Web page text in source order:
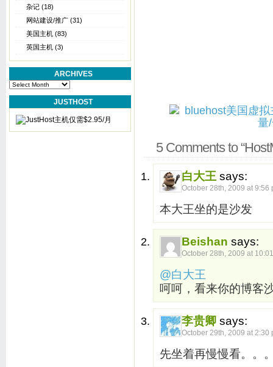
杂记 (18)
网站建设/推广 (31)
美国主机 (83)
英国主机 (3)
ARCHIVES
Archives
JUSTHOST
5 Comments to
白大王 says:
October 28th, 2009 at 9:56
本大王坐的是沙发
Beishan says:
October 28th, 2009 at
@白大王
呵呵，看来你的博客
李贵卿 says:
October 29th, 2009 at 2:30
先坐着再慢慢看。。